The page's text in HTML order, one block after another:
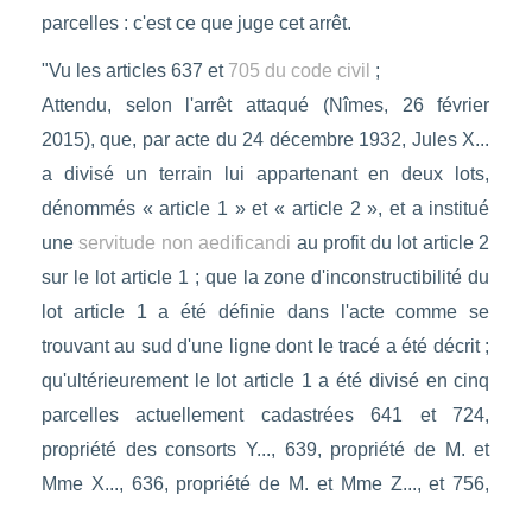
parcelles : c'est ce que juge cet arrêt.
"Vu les articles 637 et 705 du code civil ;
Attendu, selon l'arrêt attaqué (Nîmes, 26 février
2015), que, par acte du 24 décembre 1932, Jules X...
a divisé un terrain lui appartenant en deux lots,
dénommés « article 1 » et « article 2 », et a institué
une servitude non aedificandi au profit du lot article 2
sur le lot article 1 ; que la zone d'inconstructibilité du
lot article 1 a été définie dans l'acte comme se
trouvant au sud d'une ligne dont le tracé a été décrit ;
qu'ultérieurement le lot article 1 a été divisé en cinq
parcelles actuellement cadastrées 641 et 724,
propriété des consorts Y..., 639, propriété de M. et
Mme X..., 636, propriété de M. et Mme Z..., et 756,